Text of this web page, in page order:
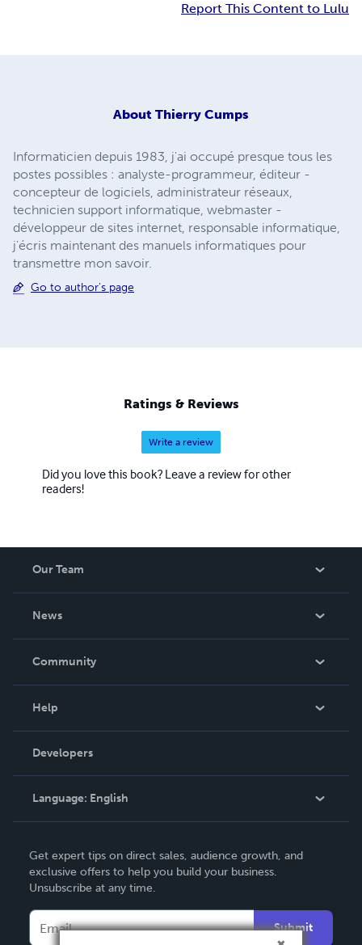
Report This Content to Lulu
About Thierry Cumps
Informaticien depuis 1983, j'ai occupé presque tous les
postes possibles : analyste-programmeur, éditeur -
concepteur de logiciels, administrateur réseaux,
technicien support informatique, webmaster -
développeur de sites internet, responsable informatique,
j'écris maintenant des manuels informatiques pour
transmettre mon savoir.
Go to author's page
Ratings & Reviews
Write a review
Did you love this book? Leave a review for other
readers!
Our Team
News
In The News
Community
Podcast
Help
Order Lookup
Knowledge Base
Contact Support
Developers
Language: English
Deutsch
Français
Get expert tips on direct sales, audience growth, and
exclusive offers to help you build your business.
Unsubscribe at any time.
Submit